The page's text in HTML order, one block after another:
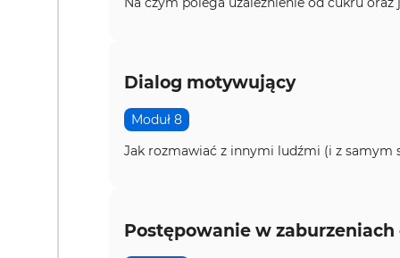
Dialog motywujący
Moduł 8
Jak rozmawiać z innymi ludźmi (i z samym
Postępowanie w